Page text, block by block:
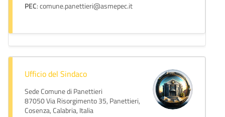
PEC: comune.panettieri@asmepec.it
Ufficio del Sindaco
Sede Comune di Panettieri
87050 Via Risorgimento 35, Panettieri,
Cosenza, Calabria, Italia